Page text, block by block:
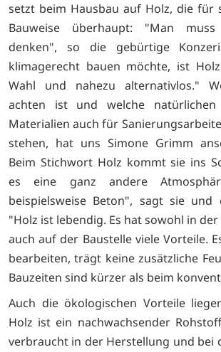
setzt beim Hausbau auf Holz, die für
Bauweise überhaupt: "Man
denken", so die gebürtige
klimagerecht bauen möchte, ist
Wahl und nahezu alternativlos."
achten ist und welche natürlichen
Materialien auch für
stehen, hat uns Simone Grimm
Beim Stichwort Holz kommt sie ins
es eine ganz andere
beispielsweise Beton", sagt sie und
"Holz ist lebendig. Es hat sowohl in
auch auf der Baustelle viele Vorteile.
bearbeiten, trägt keine zusätzliche
Bauzeiten sind kürzer als beim
Auch die ökologischen Vorteile
Holz ist ein nachwachsender
verbraucht in der Herstellung und bei